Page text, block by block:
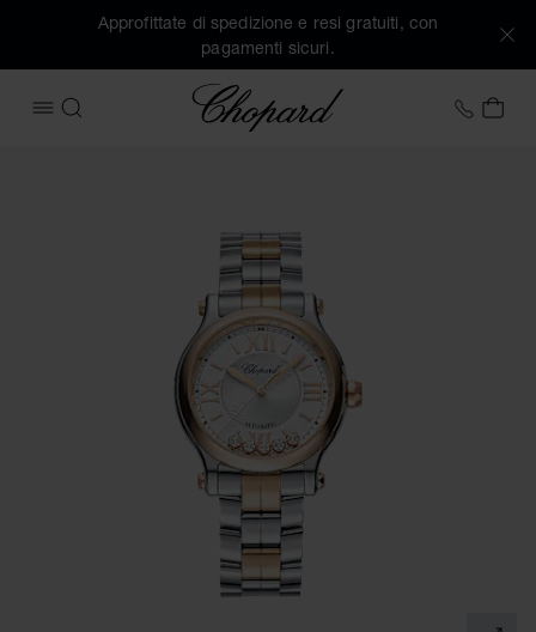
Approfittate di spedizione e resi gratuiti, con
pagamenti sicuri.
APRIRE IL MENU
CERCA
Chopard +39
IL